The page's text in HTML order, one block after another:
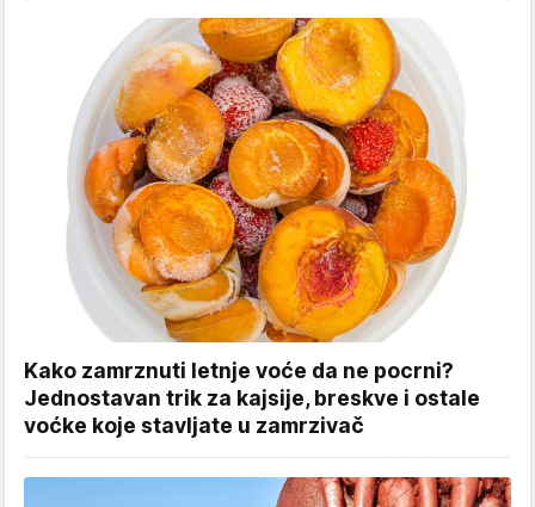
Kako zamrznuti letnje voće da ne pocrni?
Jednostavan trik za kajsije, breskve i ostale
voćke koje stavljate u zamrzivač